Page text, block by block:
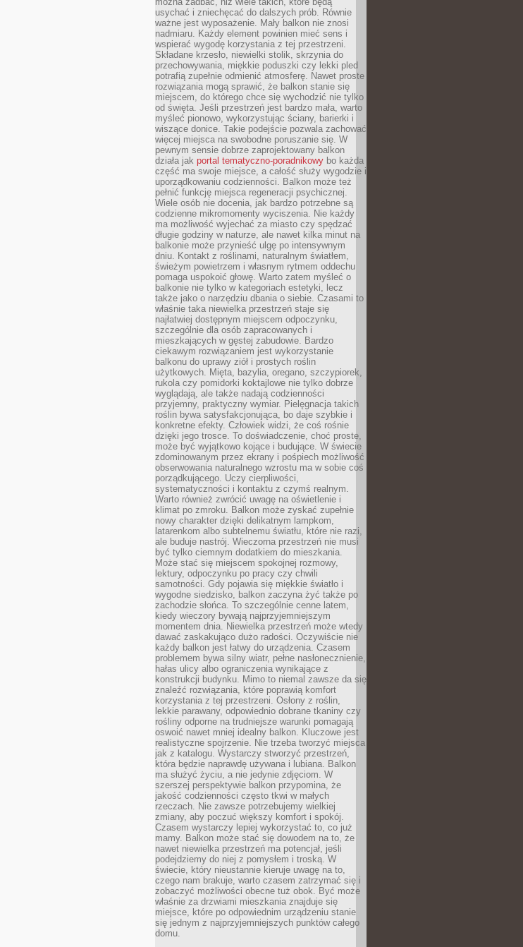
usychać i zniechęcać do dalszych prób. Równie
ważne jest wyposażenie. Mały balkon nie znosi
nadmiaru. Każdy element powinien mieć sens i
wspierać wygodę korzystania z tej przestrzeni.
Składane krzesło, niewielki stolik, skrzynia do
przechowywania, miękkie poduszki czy lekki pled
potrafią zupełnie odmienić atmosferę. Nawet proste
rozwiązania mogą sprawić, że balkon stanie się
miejscem, do którego chce się wychodzić nie tylko
od święta. Jeśli przestrzeń jest bardzo mała, warto
myśleć pionowo, wykorzystując ściany, barierki i
wiszące donice. Takie podejście pozwala zachować
więcej miejsca na swobodne poruszanie się. W
pewnym sensie dobrze zaprojektowany balkon
działa jak portal tematyczno-poradnikowy bo każda
część ma swoje miejsce, a całość służy wygodzie i
uporządkowaniu codzienności. Balkon może też
pełnić funkcję miejsca regeneracji psychicznej.
Wiele osób nie docenia, jak bardzo potrzebne są
codzienne mikromomenty wyciszenia. Nie każdy
ma możliwość wyjechać za miasto czy spędzać
długie godziny w naturze, ale nawet kilka minut na
balkonie może przynieść ulgę po intensywnym
dniu. Kontakt z roślinami, naturalnym światłem,
świeżym powietrzem i własnym rytmem oddechu
pomaga uspokoić głowę. Warto zatem myśleć o
balkonie nie tylko w kategoriach estetyki, lecz
także jako o narzędziu dbania o siebie. Czasami to
właśnie taka niewielka przestrzeń staje się
najłatwiej dostępnym miejscem odpoczynku,
szczególnie dla osób zapracowanych i
mieszkających w gęstej zabudowie. Bardzo
ciekawym rozwiązaniem jest wykorzystanie
balkonu do uprawy ziół i prostych roślin
użytkowych. Mięta, bazylia, oregano, szczypiorek,
rukola czy pomidorki koktajlowe nie tylko dobrze
wyglądają, ale także nadają codzienności
przyjemny, praktyczny wymiar. Pielęgnacja takich
roślin bywa satysfakcjonująca, bo daje szybkie i
konkretne efekty. Człowiek widzi, że coś rośnie
dzięki jego trosce. To doświadczenie, choć proste,
może być wyjątkowo kojące i budujące. W świecie
zdominowanym przez ekrany i pośpiech możliwość
obserwowania naturalnego wzrostu ma w sobie coś
porządkującego. Uczy cierpliwości,
systematyczności i kontaktu z czymś realnym.
Warto również zwrócić uwagę na oświetlenie i
klimat po zmroku. Balkon może zyskać zupełnie
nowy charakter dzięki delikatnym lampkom,
latarenkom albo subtelnemu światłu, które nie razi,
ale buduje nastrój. Wieczorna przestrzeń nie musi
być tylko ciemnym dodatkiem do mieszkania.
Może stać się miejscem spokojnej rozmowy,
lektury, odpoczynku po pracy czy chwili
samotności. Gdy pojawia się miękkie światło i
wygodne siedzisko, balkon zaczyna żyć także po
zachodzie słońca. To szczególnie cenne latem,
kiedy wieczory bywają najprzyjemniejszym
momentem dnia. Niewielka przestrzeń może wtedy
dawać zaskakująco dużo radości. Oczywiście nie
każdy balkon jest łatwy do urządzenia. Czasem
problemem bywa silny wiatr, pełne nasłonecznienie,
hałas ulicy albo ograniczenia wynikające z
konstrukcji budynku. Mimo to niemal zawsze da się
znaleźć rozwiązania, które poprawią komfort
korzystania z tej przestrzeni. Osłony z roślin,
lekkie parawany, odpowiednio dobrane tkaniny czy
rośliny odporne na trudniejsze warunki pomagają
oswoić nawet mniej idealny balkon. Kluczowe jest
realistyczne spojrzenie. Nie trzeba tworzyć miejsca
jak z katalogu. Wystarczy stworzyć przestrzeń,
która będzie naprawdę używana i lubiana. Balkon
ma służyć życiu, a nie jedynie zdjęciom. W
szerszej perspektywie balkon przypomina, że
jakość codzienności często tkwi w małych
rzeczach. Nie zawsze potrzebujemy wielkiej
zmiany, aby poczuć większy komfort i spokój.
Czasem wystarczy lepiej wykorzystać to, co już
mamy. Balkon może stać się dowodem na to, że
nawet niewielka przestrzeń ma potencjał, jeśli
podejdziemy do niej z pomysłem i troską. W
świecie, który nieustannie kieruje uwagę na to,
czego nam brakuje, warto czasem zatrzymać się i
zobaczyć możliwości obecne tuż obok. Być może
właśnie za drzwiami mieszkania znajduje się
miejsce, które po odpowiednim urządzeniu stanie
się jednym z najprzyjemniejszych punktów całego
domu.